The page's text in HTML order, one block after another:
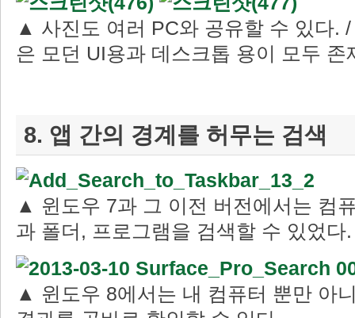
▲ 사진도 여러 PC와 공유할 수 있다.
은 모던 UI용과 데스크톱 용이 모두 존
8. 앱 간의 경계를 허무는 검색
▲ 윈도우 7과 그 이전 버전에서는 컴
과 폴더, 프로그램을 검색할 수 있었다.
▲ 윈도우 8에서는 내 컴퓨터 뿐만 아